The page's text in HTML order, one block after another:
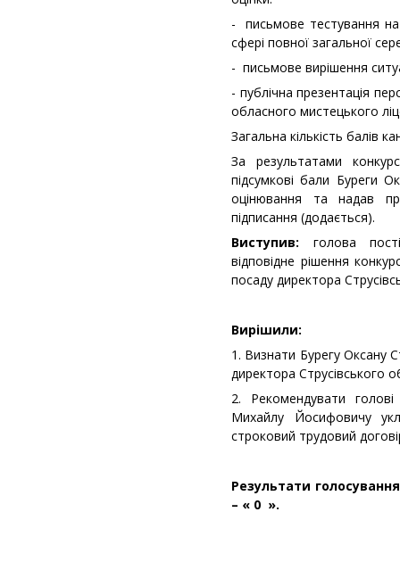
- письмове тестування
сфері повної загальної
- письмове вирішення
- публічна презентація
обласного мистецького
Загальна кількість балів
За результатами
підсумкові бали Буреги
оцінювання та надав
підписання (додається).
Виступив: голова
відповідне рішення
посаду директора
Вирішили:
1. Визнати Бурегу Оксану
директора Струсівського
2. Рекомендувати
Михайлу Йосифовичу
строковий трудовий
Результати
– « 0 ».